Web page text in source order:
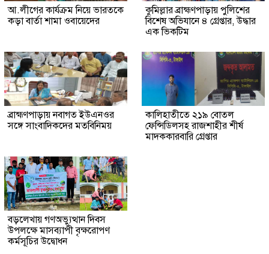
আ.লীগের কার্যক্রম নিয়ে ভারতকে
কড়া বার্তা শামা ওবায়েদের
কুমিল্লার ব্রাহ্মণপাড়ায় পুলিশের
বিশেষ অভিযানে ৪ গ্রেপ্তার, উদ্ধার
এক ভিকটিম
ব্রাহ্মণপাড়ায় নবাগত ইউএনওর
সঙ্গে সাংবাদিকদের মতবিনিময়
কালিহাতীতে ২১৯ বোতল
ফেন্সিডিলসহ রাজশাহীর শীর্ষ
মাদককারবারি গ্রেপ্তার
বড়লেখায় গণঅভ্যুত্থান দিবস
উপলক্ষে মাসব্যাপী বৃক্ষরোপণ
কর্মসূচির উদ্বোধন